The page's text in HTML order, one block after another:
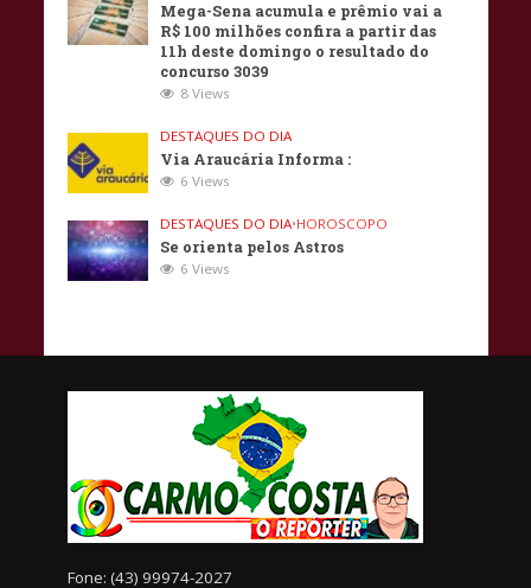
Mega-Sena acumula e prêmio vai a
R$ 100 milhões confira a partir das
11h deste domingo o resultado do
concurso 3039
8 Views
DESTAQUES DO DIA
Via Araucária Informa :
6 Views
DESTAQUES DO DIA•HOROSCOPO
Se orienta pelos Astros
6 Views
Fone: (43) 99974-2027